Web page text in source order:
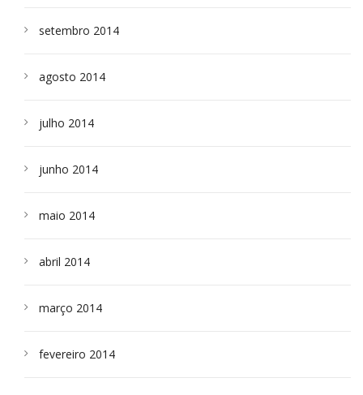
setembro 2014
agosto 2014
julho 2014
junho 2014
maio 2014
abril 2014
março 2014
fevereiro 2014